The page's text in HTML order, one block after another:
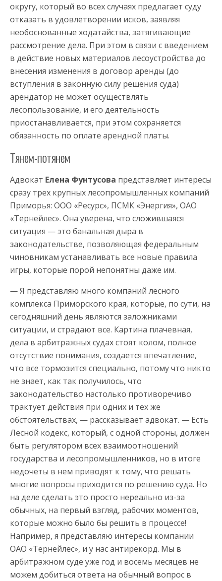
округу, который во всех случаях предлагает суду
отказать в удовлетворении исков, заявляя
необоснованные ходатайства, затягивающие
рассмотрение дела. При этом в связи с введением
в действие новых материалов лесоустройства до
внесения изменения в договор аренды (до
вступления в законную силу решения суда)
арендатор не может осуществлять
лесопользование, и его деятельность
приостанавливается, при этом сохраняется
обязанность по оплате арендной платы.
Тянем-потянем
Адвокат Елена Фунтусова представляет интересы
сразу трех крупных лесопромышленных компаний
Приморья: ООО «Ресурс», ПСМК «Энергия», ОАО
«Тернейлес». Она уверена, что сложившаяся
ситуация — это банальная дыра в
законодательстве, позволяющая федеральным
чиновникам устанавливать все новые правила
игры, которые порой непонятны даже им.
— Я представляю много компаний лесного
комплекса Приморского края, которые, по сути, на
сегодняшний день являются заложниками
ситуации, и страдают все. Картина плачевная,
дела в арбитражных судах стоят колом, полное
отсутствие понимания, создается впечатление,
что все тормозится специально, потому что никто
не знает, как так получилось, что
законодательство настолько противоречиво
трактует действия при одних и тех же
обстоятельствах, — рассказывает адвокат. — Есть
Лесной кодекс, который, с одной стороны, должен
быть регулятором всех взаимоотношений
государства и лесопромышленников, но в итоге
недочеты в нем приводят к тому, что решать
многие вопросы приходится по решению суда. Но
на деле сделать это просто нереально из-за
обычных, на первый взгляд, рабочих моментов,
которые можно было бы решить в процессе!
Например, я представляю интересы компании
ОАО «Тернейлес», и у нас антирекорд. Мы в
арбитражном суде уже год и восемь месяцев не
можем добиться ответа на обычный вопрос в